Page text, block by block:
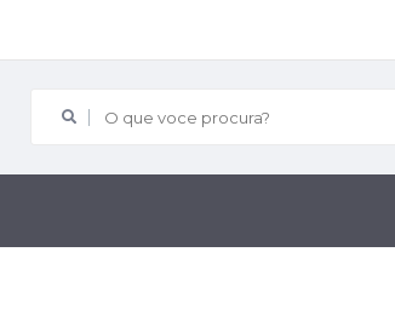
O que voce procura?